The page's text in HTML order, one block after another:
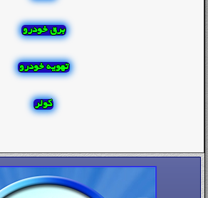
برق خودرو
تهویه خودرو
کولر